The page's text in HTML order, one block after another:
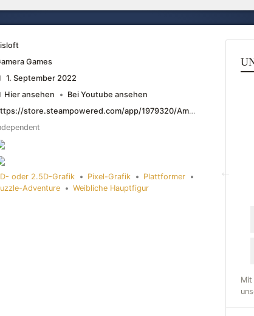
Games
1. September 2022
Hier ansehen • Bei Youtube ansehen
https://store.steampowered.com/app/1979320/Amber_City/
oder 2.5D-Grafik • Pixel-Grafik • Plattformer •
Adventure
• Weibliche Hauptfigur
Mit